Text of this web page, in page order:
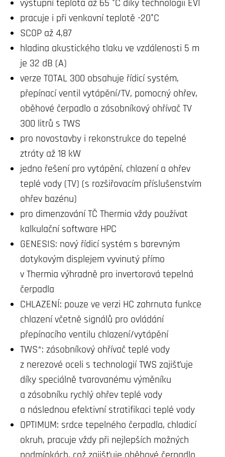
výstupní teplota až 65 °C díky technologii EVI
pracuje i při venkovní teplotě -20°C
SCOP až 4,87
hladina akustického tlaku ve vzdálenosti 5 m
je 32 dB (A)
verze TOTAL 300 obsahuje řídicí systém,
přepínací ventil vytápění/TV, pomocný ohřev,
oběhové čerpadlo a zásobníkový ohřívač TV
300 litrů s TWS
pro novostavby i rekonstrukce do tepelné
ztráty až 18 kW
jedno řešení pro vytápění, chlazení a ohřev
teplé vody (TV) (s rozšiřovacím příslušenstvím
ohřev bazénu)
pro dimenzování TČ Thermia vždy používat
kalkulační software HPC
GENESIS: nový řídicí systém s barevným
dotykovým displejem vyvinutý přímo
v Thermia výhradně pro invertorová tepelná
čerpadla
CHLAZENÍ: pouze ve verzi HC zahrnuta funkce
chlazení včetně signálů pro ovládání
přepínacího ventilu chlazení/vytápění
TWS*: zásobníkový ohřívač teplé vody
z nerezové oceli s technologií TWS zajišťuje
díky speciálně tvarovanému výměníku
a zásobníku rychlý ohřev teplé vody
a následnou efektivní stratifikaci teplé vody
OPTIMUM: srdce tepelného čerpadla, chladicí
okruh, pracuje vždy při nejlepších možných